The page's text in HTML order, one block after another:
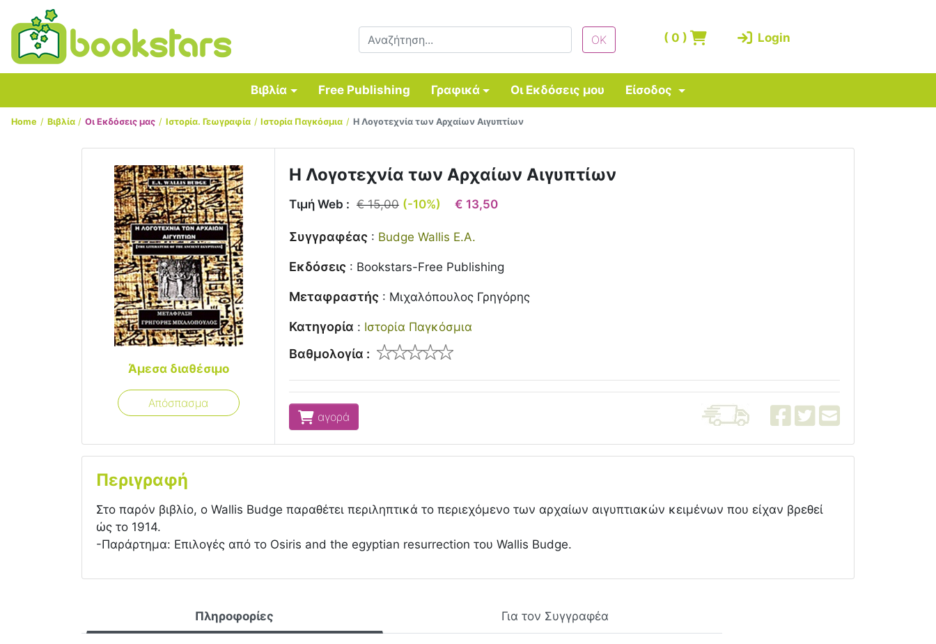
(0 ) Login
Βιβλία Free Publishing Γραφικά Οι Εκδόσεις μου Είσοδος
Home Βιβλία Οι Εκδόσεις μας Ιστορία. Γεωγραφία Ιστορία Παγκόσμια Η Λογοτεχνία των Αρχαίων Αιγυπτίων
Άμεσα διαθέσιμο
Απόσπασμα
Η Λογοτεχνία των Αρχαίων Αιγυπτίων
Τιμή Web : € 15,00 (-10%) € 13,50
Συγγραφέας : Budge Wallis E.A.
Εκδόσεις : Bookstars-Free Publishing
Μεταφραστής : Μιχαλόπουλος Γρηγόρης
Κατηγορία : Ιστορία Παγκόσμια
Βαθμολογία :
αγορά
Περιγραφή
Στο παρόν βιβλίο, ο Wallis Budge παραθέτει περιληπτικά το περιεχόμενο των αρχαίων αιγυπτιακών κειμένων που είχαν βρεθεί
ώς το 1914.
-Παράρτημα: Επιλογές από το Osiris and the egyptian resurrection του Wallis Budge.
Πληροφορίες Για τον Συγγραφέα